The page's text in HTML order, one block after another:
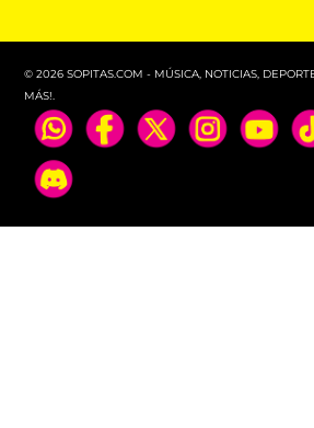
© 2026 SOPITAS.COM - MÚSICA, NOTICIAS,
MÁS!.